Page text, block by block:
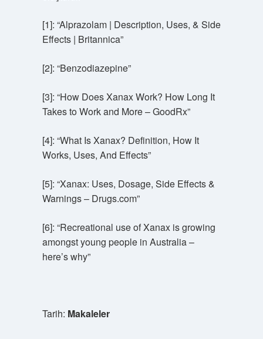
[1]: “Alprazolam | Description, Uses, & Side
Effects | Britannica”
[2]: “Benzodiazepine”
[3]: “How Does Xanax Work? How Long It
Takes to Work and More – GoodRx”
[4]: “What Is Xanax? Definition, How It
Works, Uses, And Effects”
[5]: “Xanax: Uses, Dosage, Side Effects &
Warnings – Drugs.com”
[6]: “Recreational use of Xanax is growing
amongst young people in Australia –
here’s why”
Tarih: Makaleler